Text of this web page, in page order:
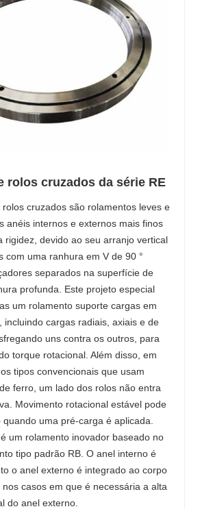
rolos cruzados da série RE
cruzados são rolamentos leves e
anéis internos e externos mais finos
rigidez, devido ao seu arranjo vertical
com uma ranhura em V de 90 °
separados na superfície de
profunda. Este projeto especial
um rolamento suporte cargas em
incluindo cargas radiais, axiais e de
uns contra os outros, para
torque rotacional. Além disso, em
tipos convencionais que usam
ferro, um lado dos rolos não entra
Movimento rotacional estável pode
uma pré-carga é aplicada.
um rolamento inovador baseado no
tipo padrão RB. O anel interno é
o anel externo é integrado ao corpo
casos em que é necessária a alta
do anel externo.